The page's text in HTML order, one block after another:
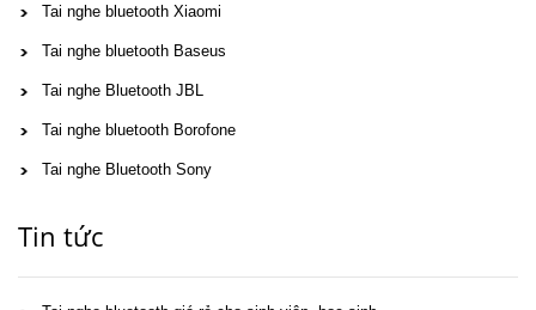
Tai nghe bluetooth Xiaomi
Tai nghe bluetooth Baseus
Tai nghe Bluetooth JBL
Tai nghe bluetooth Borofone
Tai nghe Bluetooth Sony
Tin tức